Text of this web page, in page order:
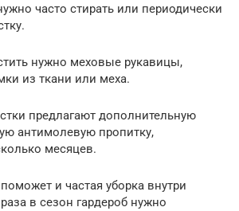
часто стирать или периодически
нужно меховые рукавицы,
из ткани или меха.
предлагают дополнительную
антимолевую пропитку,
месяцев.
и частая уборка внутри
в сезон гардероб нужно